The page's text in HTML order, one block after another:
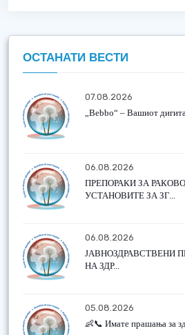
ОСТАНАТИ ВЕСТИ
07.08.2026
„Bebbo“ – Вашиот
06.08.2026
ПРЕПОРАКИ ЗА
УСТАНОВИТЕ ЗА ЗГ...
06.08.2026
ЈАВНОЗДРАВСТВЕНИ
НА ЗДР...
05.08.2026
👶📞 Имате прашања за